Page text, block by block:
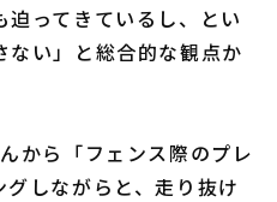
ってきているし、とい
ない」と総合的な観点か
から「フェンス際のプレ
しながらと、走り抜け